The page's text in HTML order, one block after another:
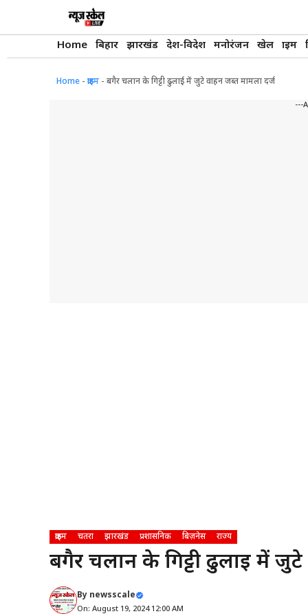
Home बिहार झारखंड देश-विदेश मनोरंजन खेल क्राइम
Home - क्राइम - बगैर चलान के गिट्टी ढुलाई में जुटे वाहन जब्त मामला दर्ज
---
क्राइम चतरा झारखंड प्रशासनिक बिज़नेस राज्य
बगैर चलान के गिट्टी ढुलाई में
By newsscale
On: August 19, 2024 12:00 AM